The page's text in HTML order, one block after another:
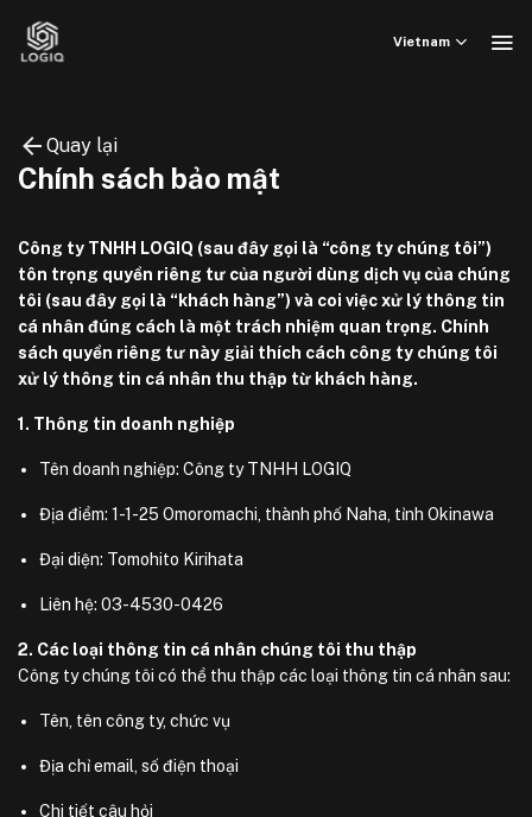
qua
Vietnam
Quay lại
Chính sách bảo mật
Công ty TNHH LOGIQ (sau đây gọi là “công ty chúng tôi”)
tôn trọng quyền riêng tư của người dùng dịch vụ của chúng
tôi (sau đây gọi là “khách hàng”) và coi việc xử lý thông tin
cá nhân đúng cách là một trách nhiệm quan trọng. Chính
sách quyền riêng tư này giải thích cách công ty chúng tôi
xử lý thông tin cá nhân thu thập từ khách hàng.
1. Thông tin doanh nghiệp
Tên doanh nghiệp: Công ty TNHH LOGIQ
Địa điểm: 1-1-25 Omoromachi, thành phố Naha, tỉnh Okinawa
Đại diện: Tomohito Kirihata
Liên hệ: 03-4530-0426
2. Các loại thông tin cá nhân chúng tôi thu thập
Công ty chúng tôi có thể thu thập các loại thông tin cá nhân sau:
Tên, tên công ty, chức vụ
Địa chỉ email, số điện thoại
Chi tiết câu hỏi